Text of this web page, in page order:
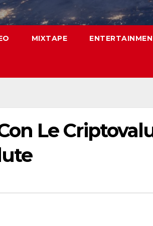
MIXTAPE
Le